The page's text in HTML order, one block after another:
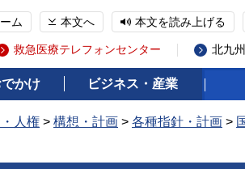
ム 本文へ 本文を読み上げる
救急医療テレフォンセンター 北九
かけ ビジネス・産業
人権 > 構想・計画 > 各種指針・計画 >